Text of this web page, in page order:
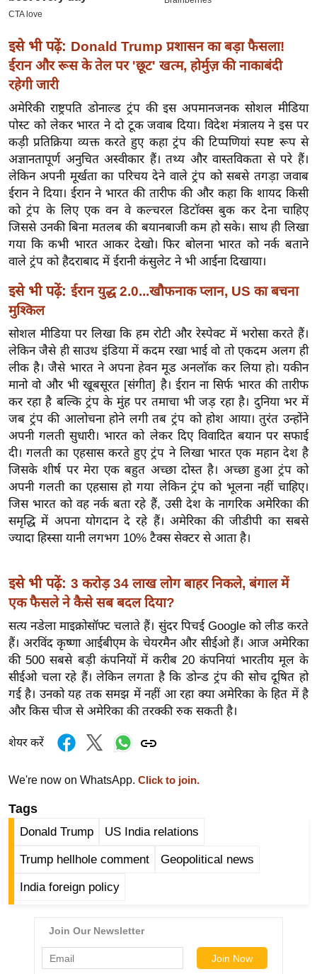
सा
बे
मि
सा
ल
श
ख्सि
य
त
यं
ग
इं
या
सा
हि
त्य
ज
ग
त
ऑ
टो
व
र्ल्ड
न्यू
ज
ब्री
म
नो
रं
ज
न
ज
ग
त
बॉ
वु
हॉ
ली
ड
फि
इसे भी पढ़ें: Donald Trump प्रशासन का बड़ा फैसला!
ईरान और रूस के तेल पर 'छूट' खत्म, होर्मुज़ की नाकाबंदी
रहेगी जारी
अमेरिकी राष्ट्रपति डोनाल्ड ट्रंप की इस अपमानजनक सोशल मीडिया
पोस्ट को लेकर भारत ने दो टूक जवाब दिया। विदेश मंत्रालय ने इस पर
कड़ी प्रतिक्रिया व्यक्त करते हुए कहा ट्रंप की टिप्पणियां स्पष्ट रूप से
अज्ञानतापूर्ण अनुचित अस्वीकार हैं। तथ्य और वास्तविकता से परे हैं।
लेकिन अपनी मूर्खता का परिचय देने वाले ट्रंप को सबसे तगड़ा जवाब
ईरान ने दिया। ईरान ने भारत की तारीफ की और कहा कि शायद किसी
को ट्रंप के लिए एक वन वे कल्चरल डिटॉक्स बुक कर देना चाहिए
जिससे उनकी बिना मतलब की बयानबाजी कम हो सके। साथ ही लिखा
गया कि कभी भारत आकर देखो। फिर बोलना भारत को नर्क बताने
वाले ट्रंप को हैदराबाद में ईरानी कंसुलेट ने भी आईना दिखाया।
इसे भी पढ़ें: ईरान युद्ध 2.0...खौफनाक प्लान, US का बचना
मुश्किल
सोशल मीडिया पर लिखा कि हम रोटी और रेस्पेक्ट में भरोसा करते हैं।
लेकिन जैसे ही साउथ इंडिया में कदम रखा भाई वो तो एकदम अलग ही
लीक है। जैसे भारत ने अपना हेवन मूड अनलॉक कर लिया हो। यकीन
मानो वो और भी खूबसूरत [संगीत] है। ईरान ना सिर्फ भारत की तारीफ
कर रहा है बल्कि ट्रंप के मुंह पर तमाचा भी जड़ रहा है। दुनिया भर में
जब ट्रंप की आलोचना होने लगी तब ट्रंप को होश आया। तुरंत उन्होंने
अपनी गलती सुधारी। भारत को लेकर दिए विवादित बयान पर सफाई
दी। गलती का एहसास करते हुए ट्रंप ने लिखा भारत एक महान देश है
जिसके शीर्ष पर मेरा एक बहुत अच्छा दोस्त है। अच्छा हुआ ट्रंप को
अपनी गलती का एहसास हो गया लेकिन ट्रंप को भूलना नहीं चाहिए।
जिस भारत को वह नर्क बता रहे हैं, उसी देश के नागरिक अमेरिका की
समृद्धि में अपना योगदान दे रहे हैं। अमेरिका की जीडीपी का सबसे
ज्यादा हिस्सा यानी लगभग 10% टैक्स सेक्टर से आता है।
इसे भी पढ़ें: 3 करोड़ 34 लाख लोग बाहर निकले, बंगाल में
एक फैसले ने कैसे सब बदल दिया?
सत्य नडेला माइक्रोसॉफ्ट चलाते हैं। सुंदर पिचई Google को लीड करते
हैं। अरविंद कृष्णा आईबीएम के चेयरमैन और सीईओ हैं। आज अमेरिका
की 500 सबसे बड़ी कंपनियों में करीब 20 कंपनियां भारतीय मूल के
सीईओ चला रहे हैं। लेकिन लगता है कि डोन्ड ट्रंप की सोच दूषित हो
गई है। उनको यह तक समझ में नहीं आ रहा क्या अमेरिका के हित में है
और किस चीज से अमेरिका की तरक्की रुक सकती है।
शेयर करें
We're now on WhatsApp. Click to join.
Tags
Donald Trump US India relations
Trump hellhole comment Geopolitical news
India foreign policy